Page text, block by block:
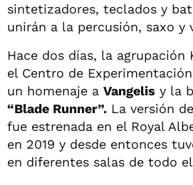
sintetizadores, teclados y
unirán a la percusión, saxo y
Hace dos días, la agrupación
el Centro de
un homenaje a Vangelis y la
“Blade Runner”. La versión
fue estrenada en el Royal
en 2019 y desde entonces
en diferentes salas de todo